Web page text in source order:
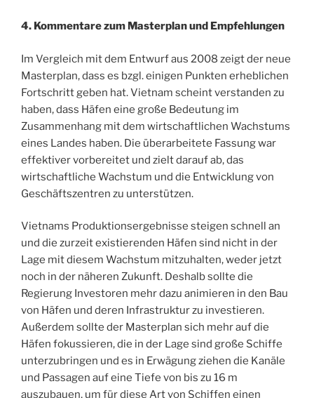
4. Kommentare zum Masterplan und Empfehlungen
Im Vergleich mit dem Entwurf aus 2008 zeigt der neue
Masterplan, dass es bzgl. einigen Punkten erheblichen
Fortschritt geben hat. Vietnam scheint verstanden zu
haben, dass Häfen eine große Bedeutung im
Zusammenhang mit dem wirtschaftlichen Wachstums
eines Landes haben. Die überarbeitete Fassung war
effektiver vorbereitet und zielt darauf ab, das
wirtschaftliche Wachstum und die Entwicklung von
Geschäftszentren zu unterstützen.
Vietnams Produktionsergebnisse steigen schnell an
und die zurzeit existierenden Häfen sind nicht in der
Lage mit diesem Wachstum mitzuhalten, weder jetzt
noch in der näheren Zukunft. Deshalb sollte die
Regierung Investoren mehr dazu animieren in den Bau
von Häfen und deren Infrastruktur zu investieren.
Außerdem sollte der Masterplan sich mehr auf die
Häfen fokussieren, die in der Lage sind große Schiffe
unterzubringen und es in Erwägung ziehen die Kanäle
und Passagen auf eine Tiefe von bis zu 16 m
auszubauen, um für diese Art von Schiffen einen